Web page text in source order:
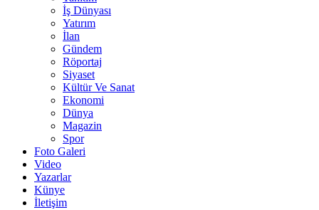
İş Dünyası
Yatırım
İlan
Gündem
Röportaj
Siyaset
Kültür Ve Sanat
Ekonomi
Dünya
Magazin
Spor
Foto Galeri
Video
Yazarlar
Künye
İletişim